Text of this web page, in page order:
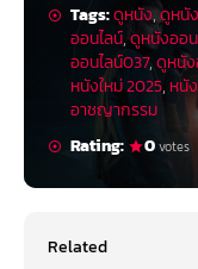
Tags:ดูหนัง,ดูหนั
ออนไลน์,ดูหนังออ
ออนไลน์037,ดูหนั
หนังใหม่ 2025, หนั
อาชญากรรม
Rating:
0votes
Related